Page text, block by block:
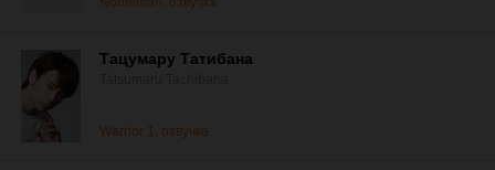
Тацумару Татибана
Warrior 1, озвучка